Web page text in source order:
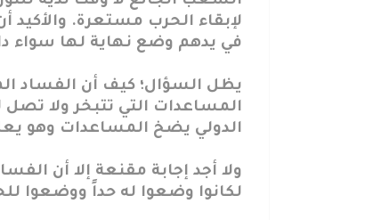
لإبقاء الحرب مستعرة.
في يدهم وضع نهاية لها سواء
يظل السؤال؛ كيف أن الفساد
المساعدات التي تتبخر ولا
الدولي يضخ المساعدات وهو
ولا أجد إجابة مقنعة إلا أن
لكانوا وضعوا له حداً ووضعوا